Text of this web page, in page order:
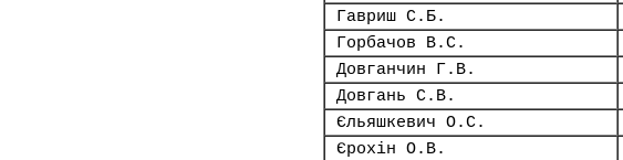
Гавриш С.Б.
Горбачов В.С.
Довганчин Г.В.
Довгань С.В.
Єльяшкевич О.С.
Єрохін О.В.